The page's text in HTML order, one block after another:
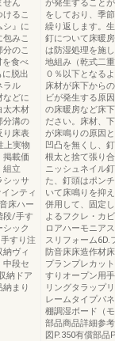
せん
るこ
シ』に
みこ
のこ
を食べ
脱出
ラル
などに
太木材
分溝の
り床表
上実物
掲載価
組立
シッサ
ンティ
床ハー
段/手す
シック
すり注
ヴィ
中段セ
納ドア
まり
が発生すること
をしており、季
繰り返します。
釘について床暖
は防湿処理を施
地組み（乾式二
０％以下となる
床材が床下から
ビが発生する原
の床暖房など床
ださい。床材、
が床鳴りの原因
凹凸を無くし、
根太と捨て張り
ニッシュネイル
た、釘頭はポン
いて床鳴りを抑
併用して、固定
よるフクレ・カ
ロアハーモニア
スリフォーム6D.
防音床床造作材
プランプレカッ
すりオープン用
リングタラップ
レームタイプパ
棚調湿ボード（
部品商品詳細参
図P.350有償部品